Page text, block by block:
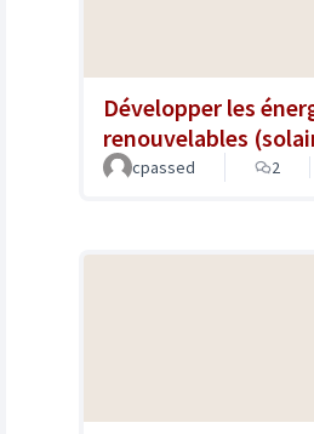
Développer les
renouvelables
cpassed 2